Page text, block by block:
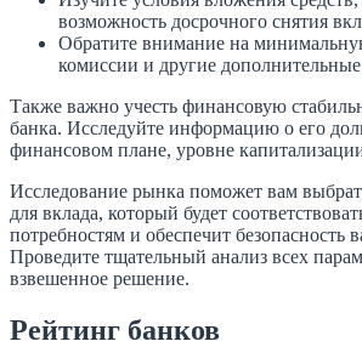
возможность досрочного снятия
Обратите внимание на
комиссии и другие
Также важно учесть финансовую
банка. Исследуйте информацию о его
финансовом плане, уровне
Исследование рынка поможет вам
для вклада, который будет
потребностям и обеспечит безопасность
Проведите тщательный анализ всех
взвешенное решение.
Рейтинг банков